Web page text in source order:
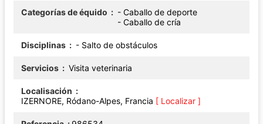
Categorías de équido
- Caballo de deporte
- Caballo de cría
Disciplinas - Salto de obstáculos
Servicios Visita veterinaria
Localisación
IZERNORE, Ródano-Alpes, Francia [ Localizar ]